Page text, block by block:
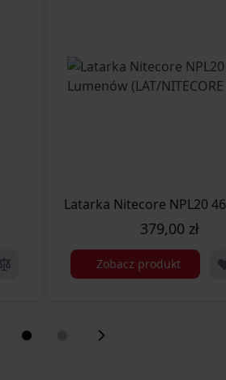
Latarka Nitecore NPL20
379,00 zł
Zobacz produkt